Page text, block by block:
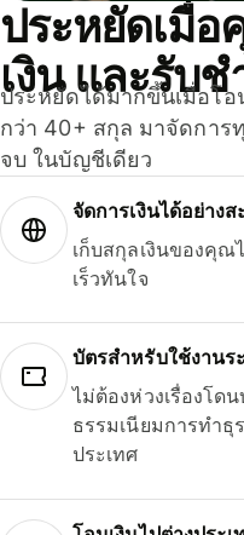
ประหยัดเมื่
เงิน และรับช
ประหยัดได้มากขึ้นเมื่อโอ
กว่า 40+ สกุล มาจัดการ
จบ ในบัญชีเดียว
จัดการเงินได้อย่าง
เก็บสกุลเงินของคุณ
เร็วทันใจ
บัตรสำหรับใช้งานร
ไม่ต้องห่วงเรื่องโด
ธรรมเนียมการทำธุ
ประเทศ